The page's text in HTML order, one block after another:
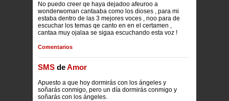
No puedo creer qe haya dejadoo afeuroo a
wonderwoman cantaaba como los dioses , para mi
estaba dentro de las 3 mejores voces , noo para de
escuchar los temas qe canto en en el certamen ,
cantaa muy ojalaa se sigaa escuchando esta voz !
Comentarios
SMS deAmor
Apuesto a que hoy dormirás con los ángeles y
soñarás conmigo, pero un día dormirás conmigo y
soñarás con los ángeles.